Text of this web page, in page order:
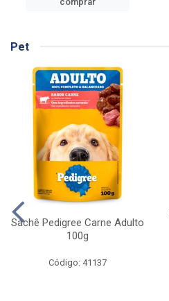
Pet
Sachê Pedigree Carne Adulto
100g
Código: 41137